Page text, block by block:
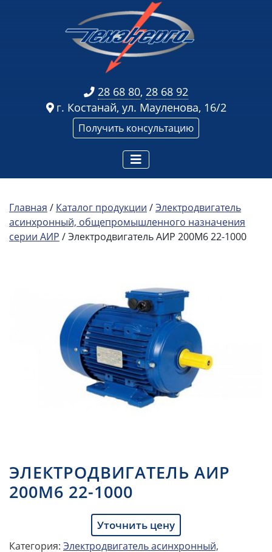
28 68 80, 28 68 92
г. Костанай, ул. Мауленова, 16/2
Получить консультацию
Главная / Каталог продукции /Электродвигатель
асинхронный, общепромышленного назначения
серии АИР / Электродвигатель АИР 200М6 22-1000
ЭЛЕКТРОДВИГАТЕЛЬ АИР
200М6 22-1000
Уточнить цену
Категория: Электродвигатель асинхронный,